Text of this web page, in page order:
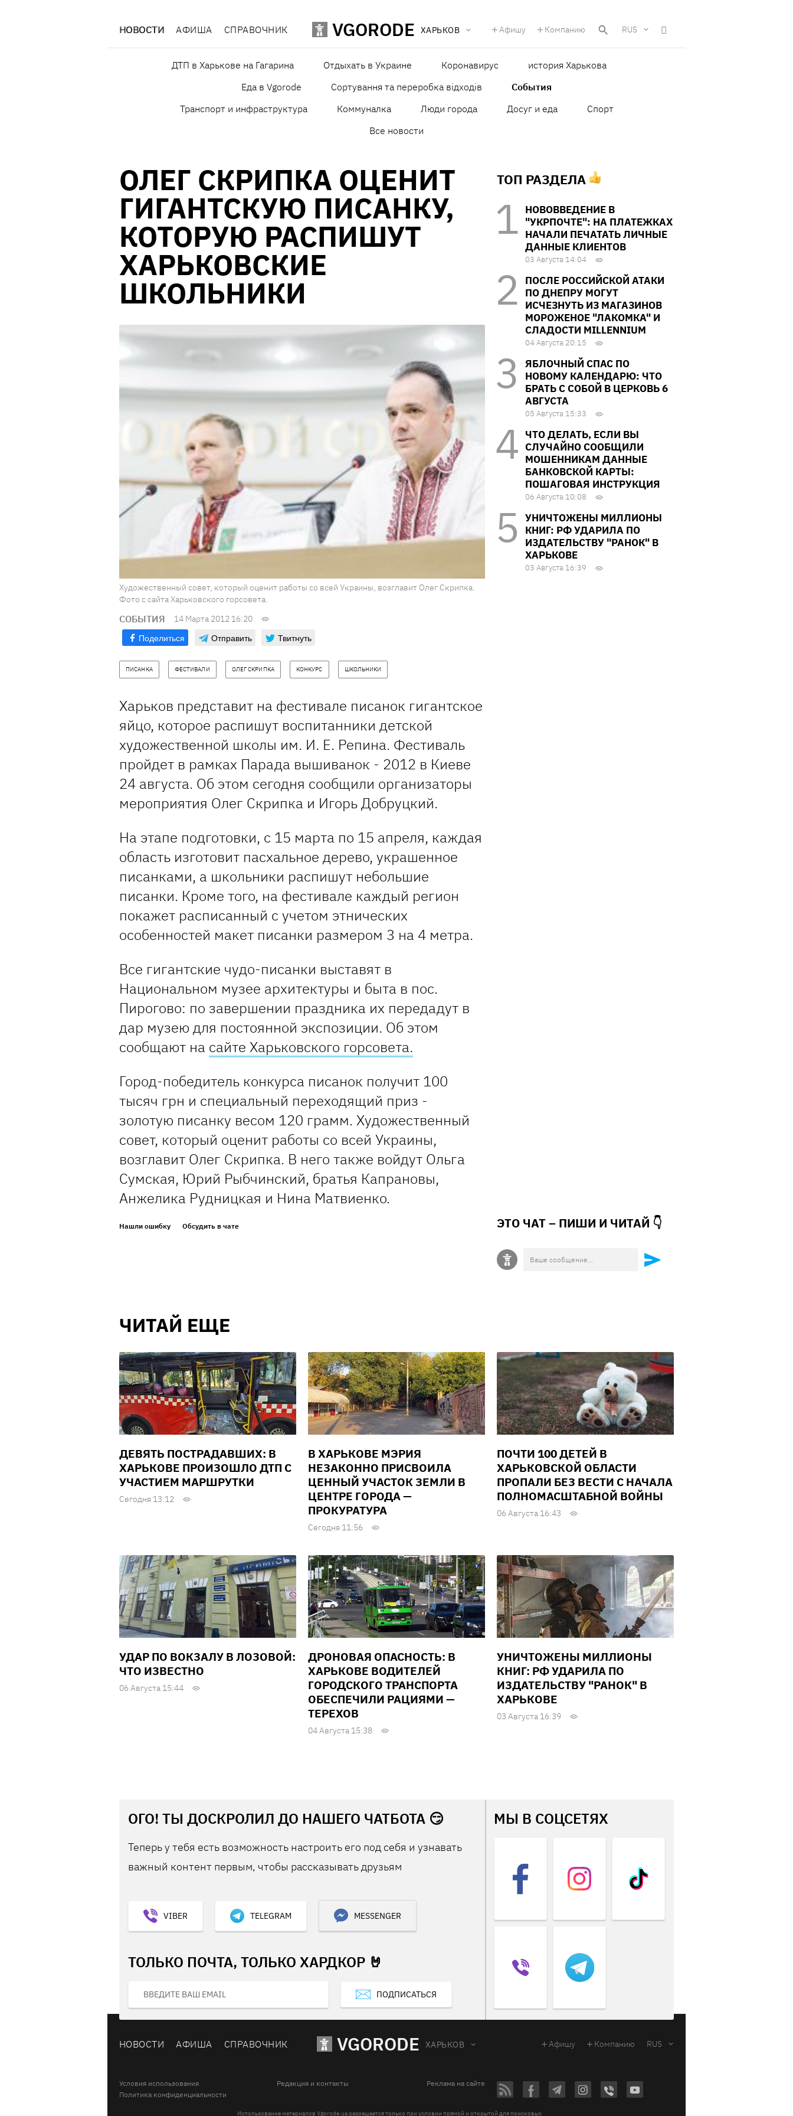
НОВОСТИ АФИША СПРАВОЧНИК VGORODE ХАРЬКОВ Афишу Компанию RUS
ДТП в Харькове на Гагарина Отдыхать в Украине Коронавирус
история Харькова
Еда в Vgorode
Сортування та переробка відходів
События
Транспорт и инфраструктура
Коммуналка Люди города Досуг и еда
Спорт
Все новости
ОЛЕГ СКРИПКА ОЦЕНИТ
ГИГАНТСКУЮ ПИСАНКУ,
КОТОРУЮ РАСПИШУТ
ХАРЬКОВСКИЕ
ШКОЛЬНИКИ
Художественный совет, который оценит работы со всей Украины, возглавит Олег Скрипка.
Фото с сайта Харьковского горсовета.
СОБЫТИЯ 14 Марта 2012 16:20
Поделиться Отправить Твитнуть
ПИСАНКА ФЕСТИВАЛИ ОЛЕГ СКРИПКА КОНКУРС ШКОЛЬНИКИ
Харьков представит на фестивале писанок гигантское
яйцо, которое распишут воспитанники детской
художественной школы им. И. Е. Репина. Фестиваль
пройдет в рамках Парада вышиванок - 2012 в Киеве
24 августа. Об этом сегодня сообщили организаторы
мероприятия Олег Скрипка и Игорь Добруцкий.
На этапе подготовки, с 15 марта по 15 апреля, каждая
область изготовит пасхальное дерево, украшенное
писанками, а школьники распишут небольшие
писанки. Кроме того, на фестивале каждый регион
покажет расписанный с учетом этнических
особенностей макет писанки размером 3 на 4 метра.
Все гигантские чудо-писанки выставят в
Национальном музее архитектуры и быта в пос.
Пирогово: по завершении праздника их передадут в
дар музею для постоянной экспозиции. Об этом
сообщают на сайте Харьковского горсовета.
Город-победитель конкурса писанок получит 100
тысяч грн и специальный переходящий приз -
золотую писанку весом 120 грамм. Художественный
совет, который оценит работы со всей Украины,
возглавит Олег Скрипка. В него также войдут Ольга
Сумская, Юрий Рыбчинский, братья Капрановы,
Анжелика Рудницкая и Нина Матвиенко.
Нашли ошибку Обсудить в чате
ТОП РАЗДЕЛА
НОВОВВЕДЕНИЕ В
"УКРПОЧТЕ": НА ПЛАТЕЖКАХ
НАЧАЛИ ПЕЧАТАТЬ ЛИЧНЫЕ
ДАННЫЕ КЛИЕНТОВ
03 Августа 14:04
ПОСЛЕ РОССИЙСКОЙ АТАКИ
ПО ДНЕПРУ МОГУТ
ИСЧЕЗНУТЬ ИЗ МАГАЗИНОВ
МОРОЖЕНОЕ "ЛАКОМКА" И
СЛАДОСТИ MILLENNIUM
04 Августа 20:15
ЯБЛОЧНЫЙ СПАС ПО
НОВОМУ КАЛЕНДАРЮ: ЧТО
БРАТЬ С СОБОЙ В ЦЕРКОВЬ 6
АВГУСТА
05 Августа 15:33
ЧТО ДЕЛАТЬ, ЕСЛИ ВЫ
СЛУЧАЙНО СООБЩИЛИ
МОШЕННИКАМ ДАННЫЕ
БАНКОВСКОЙ КАРТЫ:
ПОШАГОВАЯ ИНСТРУКЦИЯ
06 Августа 10:08
УНИЧТОЖЕНЫ МИЛЛИОНЫ
КНИГ: РФ УДАРИЛА ПО
ИЗДАТЕЛЬСТВУ "РАНОК" В
ХАРЬКОВЕ
03 Августа 16:39
ЭТО ЧАТ – ПИШИ И ЧИТАЙ 👇
ЧИТАЙ ЕЩЕ
ДЕВЯТЬ ПОСТРАДАВШИХ: В
ХАРЬКОВЕ ПРОИЗОШЛО ДТП С
УЧАСТИЕМ МАРШРУТКИ
Сегодня 13:12
В ХАРЬКОВЕ МЭРИЯ
НЕЗАКОННО ПРИСВОИЛА
ЦЕННЫЙ УЧАСТОК ЗЕМЛИ В
ЦЕНТРЕ ГОРОДА —
ПРОКУРАТУРА
Сегодня 11:56
ПОЧТИ 100 ДЕТЕЙ В
ХАРЬКОВСКОЙ ОБЛАСТИ
ПРОПАЛИ БЕЗ ВЕСТИ С НАЧАЛА
ПОЛНОМАСШТАБНОЙ ВОЙНЫ
06 Августа 16:43
УДАР ПО ВОКЗАЛУ В ЛОЗОВОЙ:
ЧТО ИЗВЕСТНО
06 Августа 15:44
ДРОНОВАЯ ОПАСНОСТЬ: В
ХАРЬКОВЕ ВОДИТЕЛЕЙ
ГОРОДСКОГО ТРАНСПОРТА
ОБЕСПЕЧИЛИ РАЦИЯМИ —
ТЕРЕХОВ
04 Августа 15:38
УНИЧТОЖЕНЫ МИЛЛИОНЫ
КНИГ: РФ УДАРИЛА ПО
ИЗДАТЕЛЬСТВУ "РАНОК" В
ХАРЬКОВЕ
03 Августа 16:39
ОГО! ТЫ ДОСКРОЛИЛ ДО НАШЕГО ЧАТБОТА 😏
Теперь у тебя есть возможность настроить его под себя и узнавать
важный контент первым, чтобы рассказывать друзьям
VIBER TELEGRAM MESSENGER
ТОЛЬКО ПОЧТА, ТОЛЬКО ХАРДКОР 🤘
ПОДПИСАТЬСЯ
МЫ В СОЦСЕТЯХ
НОВОСТИ АФИША СПРАВОЧНИК VGORODE ХАРЬКОВ Афишу Компанию RUS
Условия использования Редакция и контакты
Реклама на сайте
Политика конфиденциальности
Использование материалов Vgorode.ua разрешается только при условии прямой и открытой для поисковых